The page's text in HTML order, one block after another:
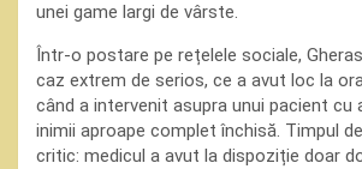
unei game largi de vârste.
Într-o postare pe rețelele sociale,
caz extrem de serios, ce a avut loc la
când a intervenit asupra unui pacient cu
inimii aproape complet închisă. Timpul
critic: medicul a avut la dispoziție doar